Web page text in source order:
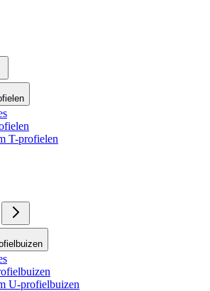
T-profielen
U-profielbuizen